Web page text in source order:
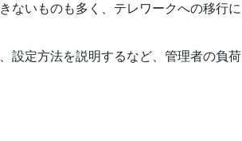
ないものも多く、テレワークへの移行に
設定方法を説明するなど、管理者の負荷